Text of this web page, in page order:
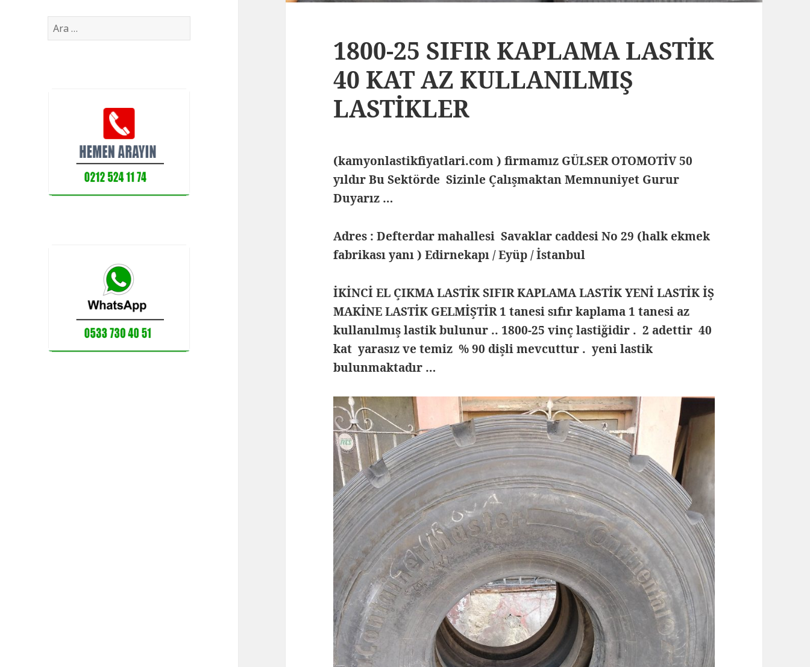
Arama:
1800-25 SIFIR KAPLAMA LASTİK
40 KAT AZ KULLANILMIŞ
LASTİKLER
(kamyonlastikfiyatlari.com ) firmamız GÜLSER OTOMOTİV 50
yıldır Bu Sektörde Sizinle Çalışmaktan Memnuniyet Gurur
Duyarız …
Adres : Defterdar mahallesi Savaklar caddesi No 29 (halk ekmek
fabrikası yanı ) Edirnekapı / Eyüp / İstanbul
İKİNCİ EL ÇIKMA LASTİK SIFIR KAPLAMA LASTİK YENİ LASTİK İŞ
MAKİNE LASTİK GELMİŞTİR 1 tanesi sıfır kaplama 1 tanesi az
kullanılmış lastik bulunur .. 1800-25 vinç lastiğidir . 2 adettir 40
kat yarasız ve temiz % 90 dişli mevcuttur . yeni lastik
bulunmaktadır …